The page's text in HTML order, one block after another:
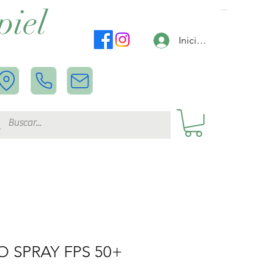
Carrito
Iniciar sesión
SPRAY FPS 50+